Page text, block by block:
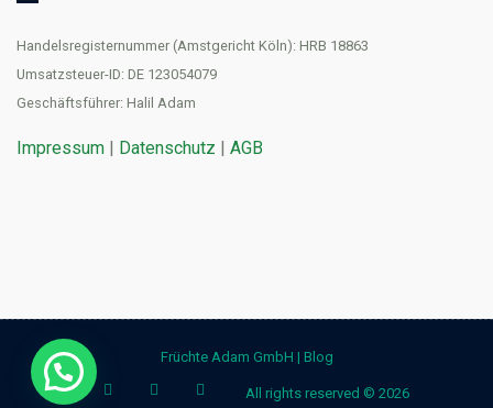
Handelsregisternummer (Amstgericht Köln): HRB 18863
Umsatzsteuer-ID: DE 123054079
Geschäftsführer: Halil Adam
Impressum | Datenschutz | AGB
Früchte Adam GmbH | Blog
All rights reserved © 2026